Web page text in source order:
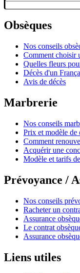
Obsèques
Nos conseils
Comment choisir
Quelles fleurs
Décès d'un
Avis de décès
Marbrerie
Nos conseils
Prix et modèle de
Comment
Acquérir une
Modèle et tarifs
Prévoyance /
Nos conseils
Racheter un
Assurance
Le contrat
Assurance
Liens utiles